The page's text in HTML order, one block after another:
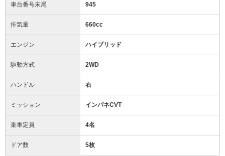
車台番号末尾 945
排気量 660cc
エンジン ハイブリッド
駆動方式 2WD
ハンドル 右
ミッション インパネCVT
乗車定員 4名
ドア数 5枚